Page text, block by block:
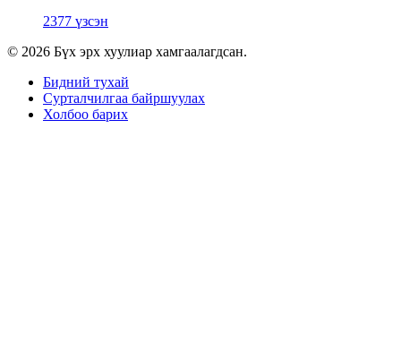
2377 үзсэн
© 2026 Бүх эрх хуулиар хамгаалагдсан.
Бидний тухай
Сурталчилгаа байршуулах
Холбоо барих